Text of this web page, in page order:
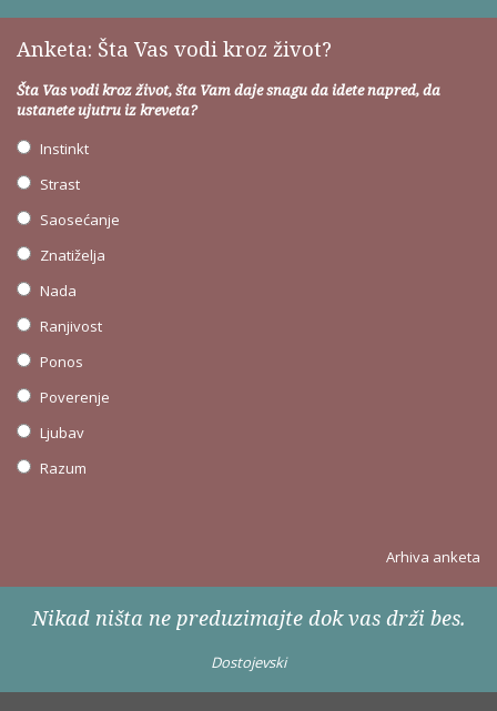
Anketa: Šta Vas vodi kroz život?
Šta Vas vodi kroz život, šta Vam daje snagu da idete napred, da
ustanete ujutru iz kreveta?
Instinkt
Strast
Saosećanje
Znatiželja
Nada
Ranjivost
Ponos
Poverenje
Ljubav
Razum
Arhiva anketa
Nikad ništa ne preduzimajte dok vas drži bes.
Dostojevski